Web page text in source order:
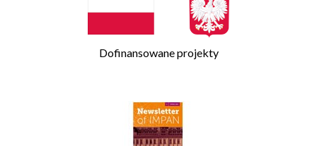
Dofinansowane projekty